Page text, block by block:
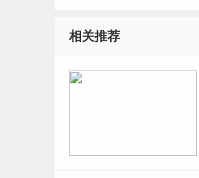
根据《指导意见》第三
相关推荐